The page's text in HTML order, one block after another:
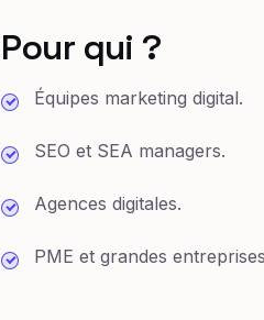
Pour qui ?
Équipes marketing digital.
SEO et SEA managers.
Agences digitales.
PME et grandes